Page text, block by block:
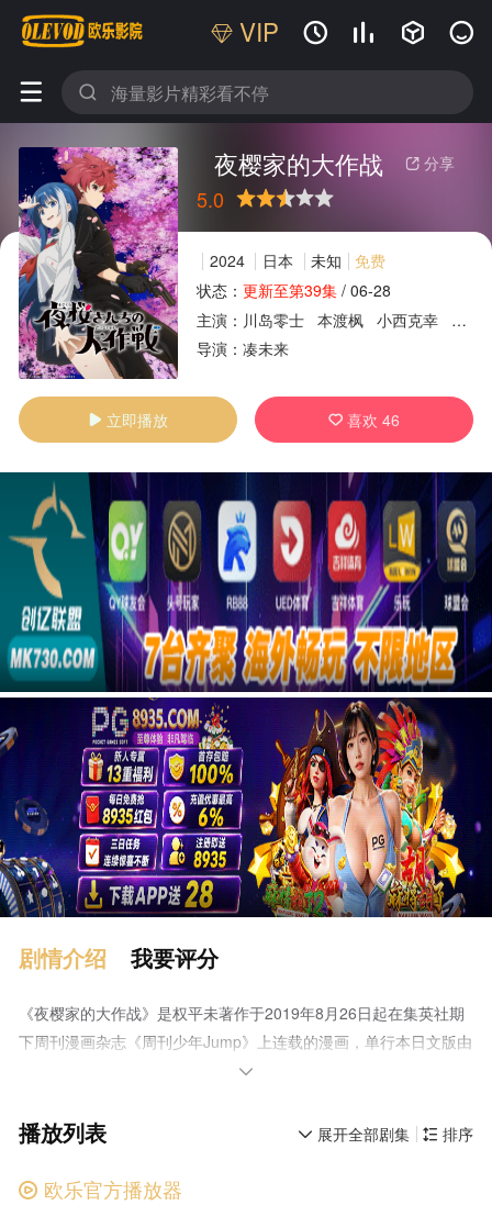
VIP    
 
 分享
夜樱家的大作战
5.0
很差较差还行推荐力荐
2024 日本 未知
免费
状态： 更新至第39集/ 06-28
主演： 川岛零士 本渡枫 小西克幸
鬼头
导演： 凑未来
 立即播放  喜欢46
广告
剧情介绍 我要评分
《夜樱家的大作战》是权平未著作于2019年8月26日起在集英社期
下周刊漫画杂志《周刊少年Jump》上连载的漫画，单行本日文版由
集英社出版发行。近日官宣动画化决定！

 排序
 展开全部剧集
播放列表
 欧乐官方播放器